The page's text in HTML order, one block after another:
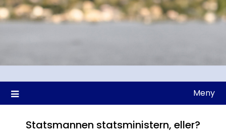
Meny
Statsmannen statsministern, eller?